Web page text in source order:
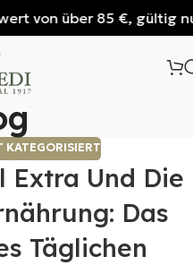
über 85 €, gültig nur
KATEGORISIERT
Extra Und Die
Das
Täglichen